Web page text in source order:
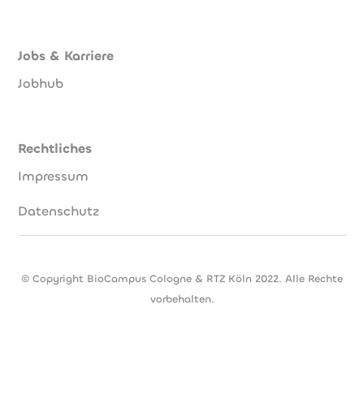
Jobs & Karriere
Jobhub
Rechtliches
Impressum
Datenschutz
© Copyright BioCampus Cologne & RTZ Köln 2022. Alle Rechte
vorbehalten.